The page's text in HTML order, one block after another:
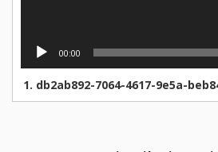
00:00
1. db2ab892-7064-4617-9e5a-